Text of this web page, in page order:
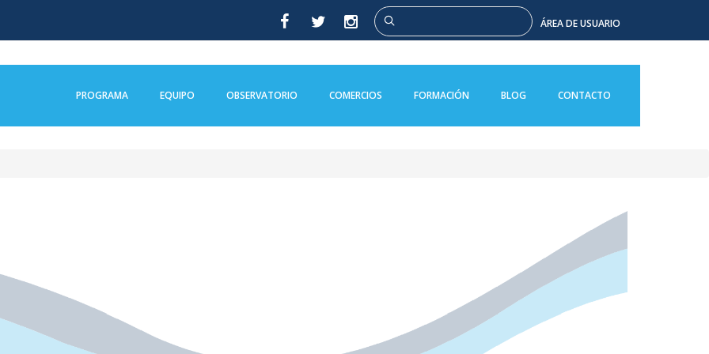
Buscar ÁREA DE USUARIO
PROGRAMA EQUIPO OBSERVATORIO COMERCIOS FORMACIÓN BLOG CONTACTO